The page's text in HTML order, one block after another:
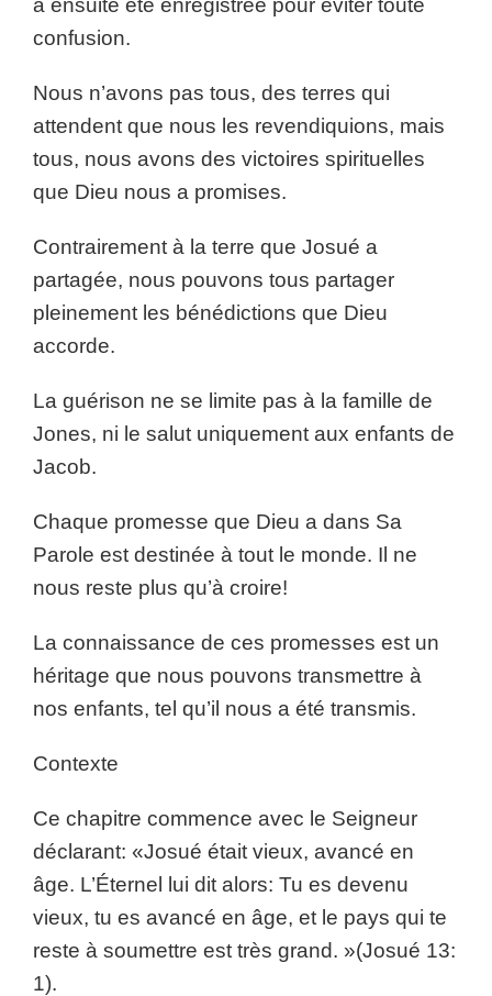
a ensuite été enregistrée pour éviter toute
confusion.
Nous n’avons pas tous, des terres qui
attendent que nous les revendiquions, mais
tous, nous avons des victoires spirituelles
que Dieu nous a promises.
Contrairement à la terre que Josué a
partagée, nous pouvons tous partager
pleinement les bénédictions que Dieu
accorde.
La guérison ne se limite pas à la famille de
Jones, ni le salut uniquement aux enfants de
Jacob.
Chaque promesse que Dieu a dans Sa
Parole est destinée à tout le monde. Il ne
nous reste plus qu’à croire!
La connaissance de ces promesses est un
héritage que nous pouvons transmettre à
nos enfants, tel qu’il nous a été transmis.
Contexte
Ce chapitre commence avec le Seigneur
déclarant: «Josué était vieux, avancé en
âge. L’Éternel lui dit alors: Tu es devenu
vieux, tu es avancé en âge, et le pays qui te
reste à soumettre est très grand. »(Josué 13:
1).